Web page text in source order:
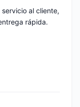
servicio al cliente,
rápida.